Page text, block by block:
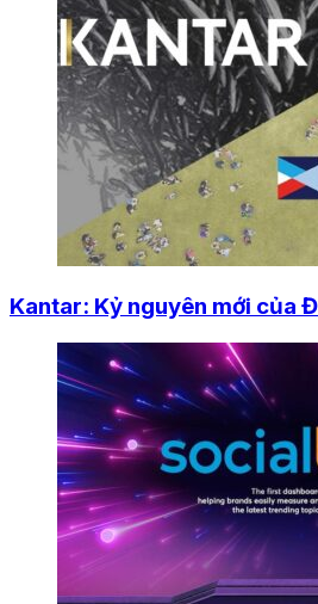
Kantar: Kỷ nguyên mới của